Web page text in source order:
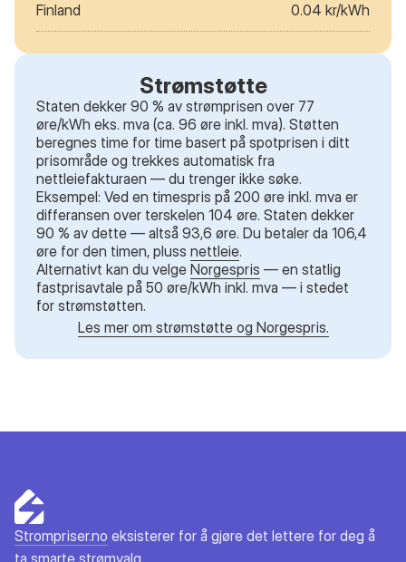
Finland 0.04 kr/kWh
Strømstøtte
Staten dekker 90 % av strømprisen over 77
øre/kWh eks. mva (ca. 96 øre inkl. mva). Støtten
beregnes time for time basert på spotprisen i ditt
prisområde og trekkes automatisk fra
nettleiefakturaen — du trenger ikke søke.
Eksempel: Ved en timespris på 200 øre inkl. mva er
differansen over terskelen 104 øre. Staten dekker
90 % av dette — altså 93,6 øre. Du betaler da 106,4
øre for den timen, pluss nettleie.
Alternativt kan du velge Norgespris — en statlig
fastprisavtale på 50 øre/kWh inkl. mva — i stedet
for strømstøtten.
Les mer om strømstøtte og Norgespris.
Strompriser.no eksisterer for å gjøre det lettere for deg å